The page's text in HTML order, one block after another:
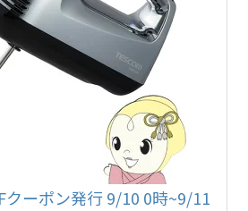
クーポン発行 9/10 0時~9/11